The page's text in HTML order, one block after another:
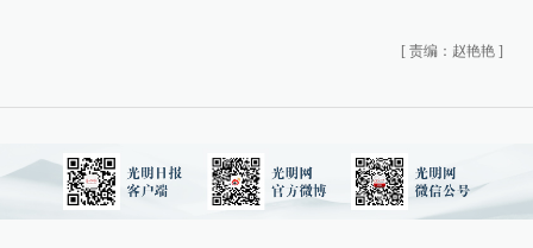
[ 责编：赵艳艳 ]